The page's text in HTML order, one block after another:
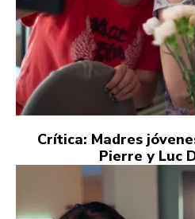
Crítica: Madres
Pierre y Luc